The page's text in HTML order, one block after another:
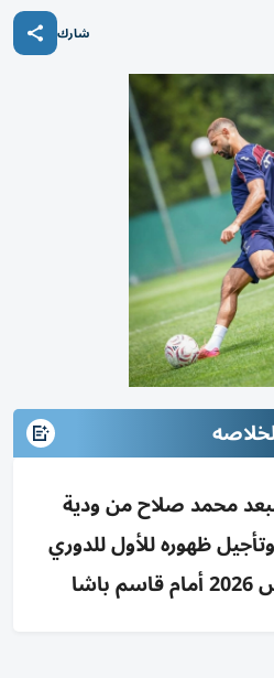
شارك
محمد صلاح من ودية
ظهوره للأول للدوري